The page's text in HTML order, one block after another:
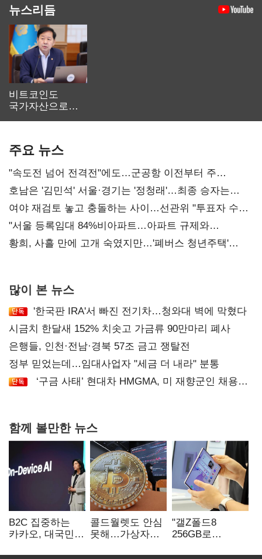
뉴스리듬
비트코인도
국가자산으로…'
주요 뉴스
"속도전 넘어 전격전"에도…군공항 이전부터 주
52시간까지 '뇌관'
호남은 '김민석' 서울·경기는 '정청래'…최종 승자는
'안갯속'
여야 재검토 놓고 충돌하는 사이…선관위 "투표자 수
오차 당연"
"서울 등록임대 84%비아파트…아파트 규제와
달리해야"
황희, 사흘 만에 고개 숙였지만…'폐버스 청년주택'
많이 본 뉴스
'한국판 IRA'서 빠진 전기차…청와대 벽에 막혔다
시금치 한달새 152% 치솟고 가금류 90만마리 폐사
은행들, 인천·전남·경북 57조 금고 쟁탈전
정부 믿었는데…임대사업자 "세금 더 내라" 분통
‘구금 사태’ 현대차 HMGMA, 미 재향군인 채용
함께 볼만한 뉴스
B2C 집중하는
카카오, 대국민
콜드월렛도 안심
못해…가상자산
"갤Z폴드8
256GB로